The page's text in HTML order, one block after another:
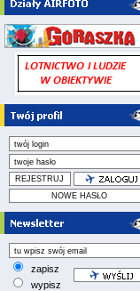
zapisz
wypisz